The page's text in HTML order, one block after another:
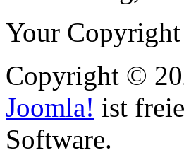
Your Copyright
Copyright ©
Joomla! ist
Software.